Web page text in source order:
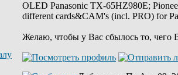
OLED Panasonic TX-65HZ980E;
different cards&CAM's (incl. PRO) for
Желаю, чтобы у Вас сбылось то, чего